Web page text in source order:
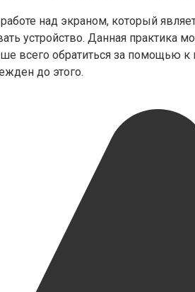
над экраном, который
устройство. Данная
всего обратиться за
до этого.